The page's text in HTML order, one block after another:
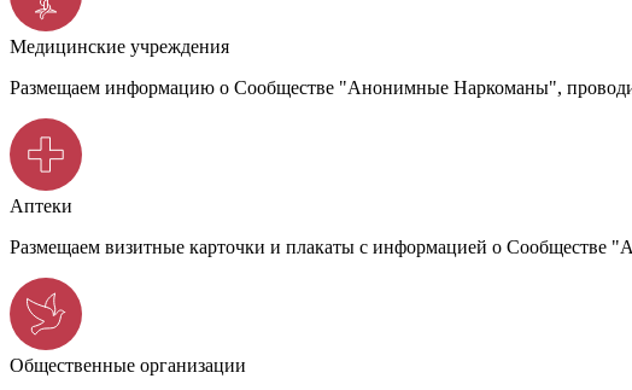
Медицинские учреждения
Размещаем информацию о Сообществе "Анонимные Наркоманы",
Аптеки
Размещаем визитные карточки и плакаты с информацией о Сообществе
Общественные организации